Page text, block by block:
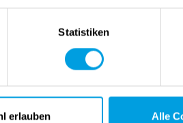
Statistiken
erlauben Alle
von durchschnittlich ca.
auf 8 Prozessoren.
der Berechnungszeit von
auf 12 Prozessoren.